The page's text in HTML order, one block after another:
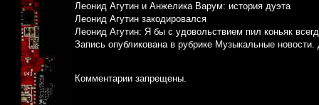
Леонид Агутин и Анжелика Варум: история дуэта
Леонид Агутин закодировался
Леонид Агутин: Я бы с удовольствием пил коньяк
Запись опубликована в рубрике Музыкальные новости.
Комментарии запрещены.